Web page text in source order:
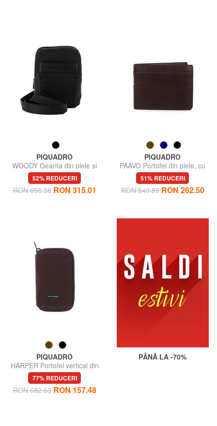
PIQUADRO
WOODY Geanta din piele si
stofa
52% REDUCERI
RON 656.38 RON 315.01
PIQUADRO
PAAVO Portofel din piele, cu
portmoneda
51% REDUCERI
RON 540.85 RON 262.50
PIQUADRO
HARPER Portofel vertical din
piele
77% REDUCERI
RON 682.63 RON 157.48
PÂNĂ LA -70%